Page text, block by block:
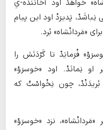
خْواهَدْ اود آخانَنْدَه-یِ
پَدیرَدْ اود این پیام
«مَردانْشاه» بُرد.
فْرَمایَدْ تا گَرْدَنَش را
او نِمانَدْ. اود «خوسرَوْ»
بُریدَنْدْ، چون نِخْواسْتْ که
نزد «خوسرَوْ»